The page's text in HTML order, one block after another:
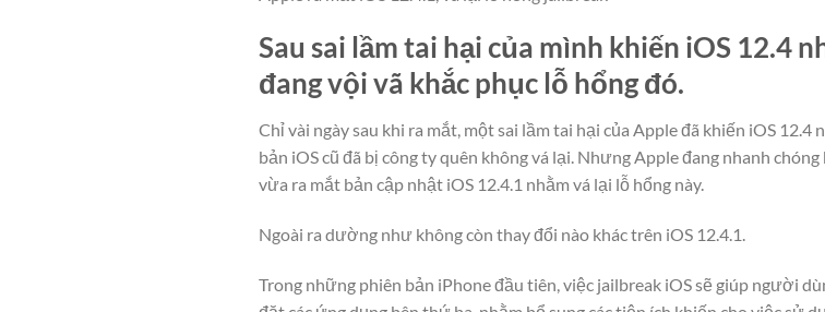
Sau sai lầm tai hại của mình khiến iOS 12.4
đang vội vã khắc phục lỗ hổng đó.
Chỉ vài ngày sau khi ra mắt, một sai lầm tai hại của Apple đã khiến iOS
bản iOS cũ đã bị công ty quên không vá lại. Nhưng Apple đang nhanh
vừa ra mắt bản cập nhật iOS 12.4.1 nhằm vá lại lỗ hổng này.
Ngoài ra dường như không còn thay đổi nào khác trên iOS 12.4.1.
Trong những phiên bản iPhone đầu tiên, việc jailbreak iOS sẽ giúp người